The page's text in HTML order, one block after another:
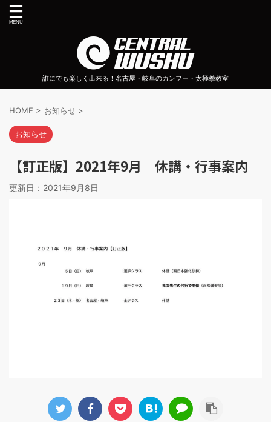
誰にでも楽しく出来る！名古屋・岐阜のカンフー・太極拳教室
HOME > お知らせ >
お知らせ
【訂正版】2021年9月 休講・行事案内
更新日： 2021年9月8日